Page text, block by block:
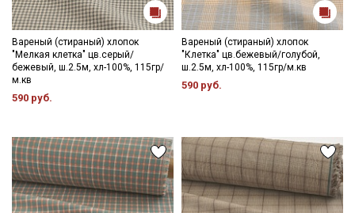
Вареный (стираный) хлопок
"Мелкая клетка" цв.серый/
бежевый, ш.2.5м, хл-100%, 115гр/
м.кв
590 руб.
Вареный (стираный) хлопок
"Клетка" цв.бежевый/голубой,
ш.2.5м, хл-100%, 115гр/м.кв
590 руб.